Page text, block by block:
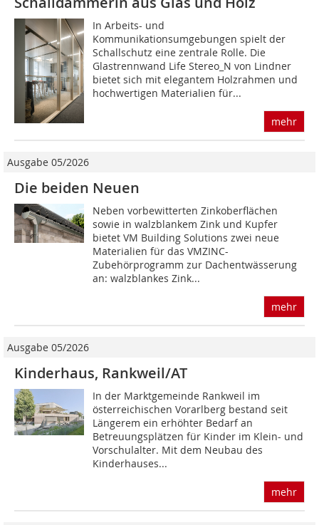
In Arbeits- und
Kommunikationsumgebungen spielt der
Schallschutz eine zentrale Rolle. Die
Glastrennwand Life Stereo_N von Lindner
bietet sich mit elegantem Holzrahmen und
hochwertigen Materialien für...
mehr
Ausgabe 05/2026
Die beiden Neuen
Neben vorbewitterten Zinkoberflächen
sowie in walzblankem Zink und Kupfer
bietet VM Building Solutions zwei neue
Materialien für das VMZINC-
Zubehörprogramm zur Dachentwässerung
an: walzblankes Zink...
mehr
Ausgabe 05/2026
Kinderhaus, Rankweil/AT
In der Marktgemeinde Rankweil im
österreichischen Vorarlberg bestand seit
Längerem ein erhöhter Bedarf an
Betreuungsplätzen für Kinder im Klein- und
Vorschulalter. Mit dem Neubau des
Kinderhauses...
mehr